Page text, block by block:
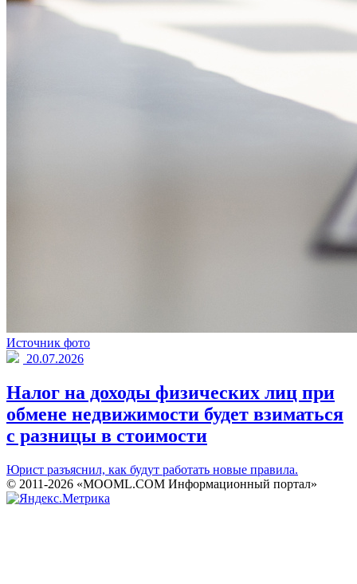
Источник фото
20.07.2026
Налог на доходы физических лиц при
обмене недвижимости будет взиматься
с разницы в стоимости
Юрист разъяснил, как будут работать новые правила.
© 2011-2026 «MOOML.COM Информационный портал»